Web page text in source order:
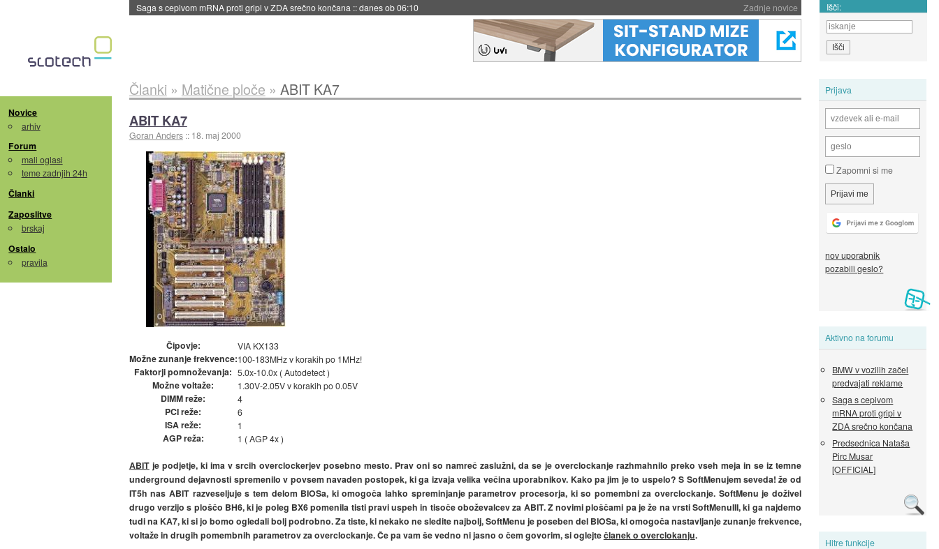
Zadnje novice
danes ob 06:09 Išči:
Novice
arhiv
Forum
mali oglasi
teme zadnjih 24h
Članki
Zaposlitve
brskaj
Ostalo
pravila
Prijava
Zapomni si me
nov uporabnik
pozabili geslo?
Aktivno na forumu
BMW v vozilih začel
predvajati reklame
Saga s cepivom
mRNA proti gripi v
ZDA srečno končana
Predsednica Nataša
Pirc Musar
[OFFICIAL]
Hitre funkcije
Članki » Matične ploče » ABIT KA7
ABIT KA7
Goran Anders :: 18. maj 2000
Čipovje: VIA KX133
Možne zunanje frekvence:100-183MHz v korakih po 1MHz!
Faktorji pomnoževanja: 5.0x-10.0x ( Autodetect )
Možne voltaže: 1.30V-2.05V v korakih po 0.05V
DIMM reže: 4
PCI reže: 6
ISA reže: 1
AGP reža: 1 ( AGP 4x )
ABITje podjetje, ki ima v srcih overclockerjev posebno mesto. Prav oni so namreč zaslužni, da se je overclockanje razhmahnilo preko vseh meja in se iz temne
underground dejavnosti spremenilo v povsem navaden postopek, ki ga izvaja velika večina uporabnikov. Kako pa jim je to uspelo? S SoftMenujem seveda! že od
IT5h nas ABIT razveseljuje s tem delom BIOSa, ki omogoča lahko spreminjanje parametrov procesorja, ki so pomembni za overclockanje. SoftMenu je doživel
drugo verzijo s ploščo BH6, ki je poleg BX6 pomenila tisti pravi uspeh in tisoče oboževalcev za ABIT. Z novimi ploščami pa je že na vrsti SoftMenuIII, ki ga najdemo
tudi na KA7, ki si jo bomo ogledali bolj podrobno. Za tiste, ki nekako ne sledite najbolj, SoftMenu je poseben del BIOSa, ki omogoča nastavljanje zunanje frekvence,
voltaže in drugih pomembnih parametrov za overclockanje. Če pa vam še vedno ni jasno o čem govorim, si oglejtečlanek o overclokanju.